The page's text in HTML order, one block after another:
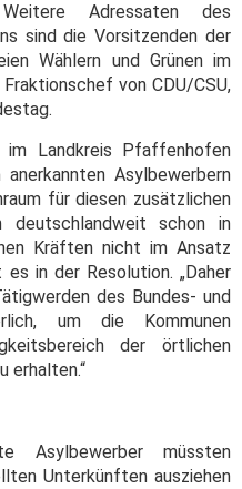
Weitere Adressaten des
sind die Vorsitzenden der
Wählern und Grünen im
von CDU/CSU,
Landkreis Pfaffenhofen
Asylbewerbern
für diesen zusätzlichen
deutschlandweit schon in
Kräften nicht im Ansatz
in der Resolution. „Daher
des Bundes- und
um die Kommunen
der örtlichen
erhalten.“
Asylbewerber müssten
Unterkünften ausziehen